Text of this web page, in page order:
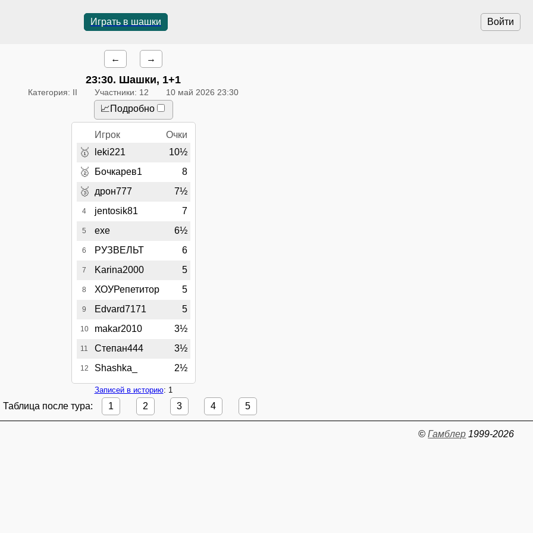
Войти
Играть в шашки
← →
23:30. Шашки, 1+1
Категория: II Участники: 12 10 май 2026 23:30
📈Подробно
Игрок Очки
🥇 leki221 10½
🥈 Бочкарев1 8
🥉 дрон777 7½
4 jentosik81 7
5 exe 6½
6 РУЗВЕЛЬТ 6
7 Karina2000 5
8 ХОУРепетитор 5
9 Edvard7171 5
10 makar2010 3½
11 Степан444 3½
12 Shashka_ 2½
Записей в историю: 1
Таблица после тура: 1 2 3 4 5
©Гамблер 1999-2026